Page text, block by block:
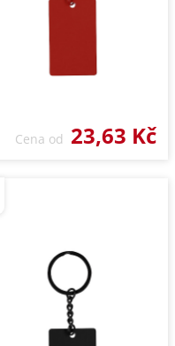
Cena od 23,63 Kč